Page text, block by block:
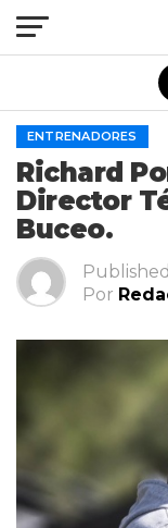
ENTRENADORES
Richard
Director
Buceo.
Por